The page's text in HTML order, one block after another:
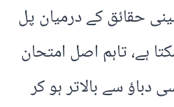
حقائق کے درمیان پل
ہے، تاہم اصل امتحان
دباؤ سے بالاتر ہو کر